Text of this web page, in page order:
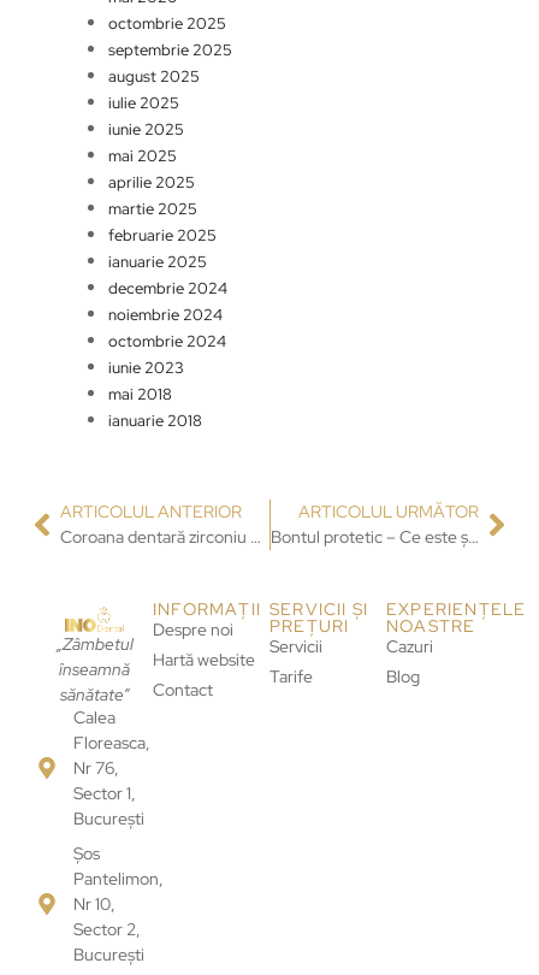
octombrie 2025
septembrie 2025
august 2025
iulie 2025
iunie 2025
mai 2025
aprilie 2025
martie 2025
februarie 2025
ianuarie 2025
decembrie 2024
noiembrie 2024
octombrie 2024
iunie 2023
mai 2018
ianuarie 2018
ARTICOLUL ANTERIOR
Coroana dentară zirconiu – ce este și de ce să o alegi
ARTICOLUL URMĂTOR
Bontul protetic – Ce este și de ce contează în implantul dentar
„Zâmbetul
înseamnă
sănătate”
Calea
Floreasca,
Nr 76,
Sector 1,
București
Șos
Pantelimon,
Nr 10,
Sector 2,
București
INFORMAȚII
Despre noi
Hartă website
Contact
SERVICII ȘI
PREȚURI
Servicii
Tarife
EXPERIENȚELE
NOASTRE
Cazuri
Blog